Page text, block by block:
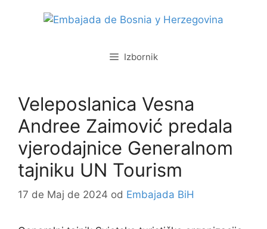
Izbornik
Veleposlanica Vesna
Andree Zaimović predala
vjerodajnice Generalnom
tajniku UN Tourism
17 de Maj de 2024 od Embajada BiH